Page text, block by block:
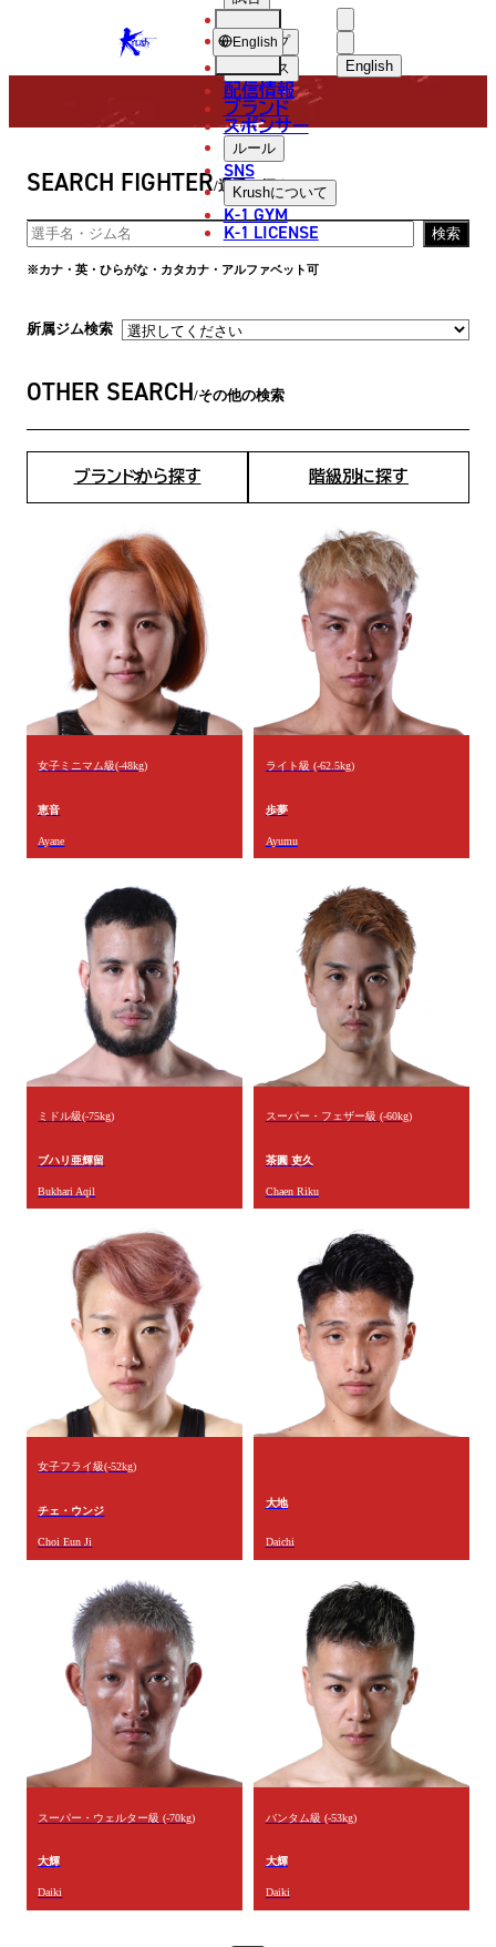
KRUSH English
中文（简体
ショップ
ニュース
配信情報
ブランド
スポンサー
ルール
SNS
Krushについて
K-1 GYM
K-1 LICENSE
English
FIGHTER
選手
SEARCH FIGHTER 選手を探す
検索
※カナ・英・ひらがな・カタカナ・アルファベット可
所属ジム検索
OTHER SEARCH その他の検索
ブランドから探す 階級別に探す
女子ミニマム級(-48kg)
恵音
Ayane
ライト級 (-62.5kg)
歩夢
Ayumu
ミドル級(-75kg)
ブハリ亜輝留
Bukhari Aqil
スーパー・フェザー級 (-60kg)
茶圓 吏久
Chaen Riku
女子フライ級(-52kg)
チェ・ウンジ
Choi Eun Ji
大地
Daichi
スーパー・ウェルター級 (-70kg)
大輝
Daiki
バンタム級 (-53kg)
大輝
Daiki